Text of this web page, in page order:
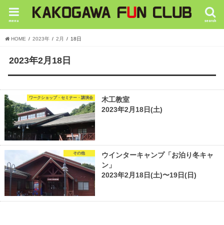
search
menu
HOME 2023年 2月 18日
2023年2月18日
ワークショップ・セミナー・講演会
木工教室
2023年2月18日(土)
その他
ウインターキャンプ「お泊り冬キャ
ン」
2023年2月18日(土)〜19日(日)